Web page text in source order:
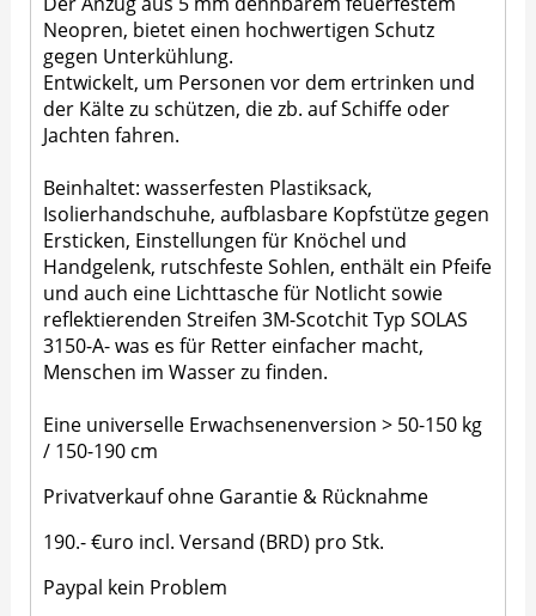
Neopren, bietet einen hochwertigen Schutz
gegen Unterkühlung.
Entwickelt, um Personen vor dem ertrinken und
der Kälte zu schützen, die zb. auf Schiffe oder
Jachten fahren.
Beinhaltet: wasserfesten Plastiksack,
Isolierhandschuhe, aufblasbare Kopfstütze gegen
Ersticken, Einstellungen für Knöchel und
Handgelenk, rutschfeste Sohlen, enthält ein Pfeife
und auch eine Lichttasche für Notlicht sowie
reflektierenden Streifen 3M-Scotchit Typ SOLAS
3150-A- was es für Retter einfacher macht,
Menschen im Wasser zu finden.
Eine universelle Erwachsenenversion > 50-150 kg
/ 150-190 cm
Privatverkauf ohne Garantie & Rücknahme
190.- €uro incl. Versand (BRD) pro Stk.
Paypal kein Problem